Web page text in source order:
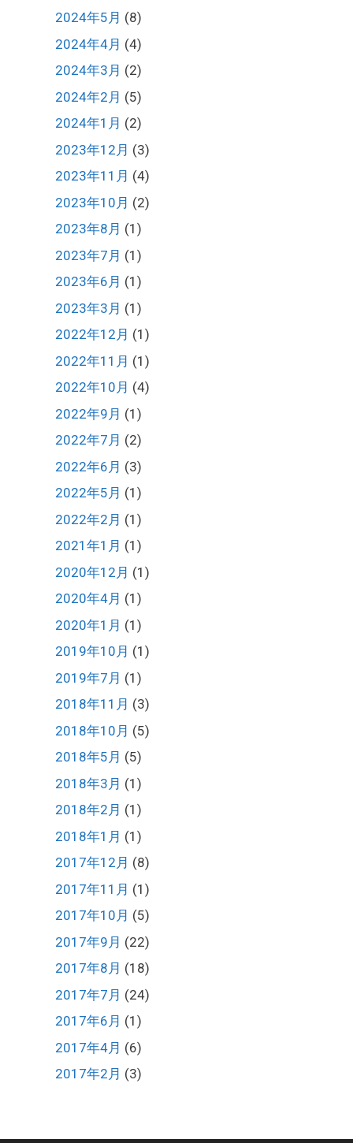
2024年5月 (8)
2024年4月 (4)
2024年3月 (2)
2024年2月 (5)
2024年1月 (2)
2023年12月 (3)
2023年11月 (4)
2023年10月 (2)
2023年8月 (1)
2023年7月 (1)
2023年6月 (1)
2023年3月 (1)
2022年12月 (1)
2022年11月 (1)
2022年10月 (4)
2022年9月 (1)
2022年7月 (2)
2022年6月 (3)
2022年5月 (1)
2022年2月 (1)
2021年1月 (1)
2020年12月 (1)
2020年4月 (1)
2020年1月 (1)
2019年10月 (1)
2019年7月 (1)
2018年11月 (3)
2018年10月 (5)
2018年5月 (5)
2018年3月 (1)
2018年2月 (1)
2018年1月 (1)
2017年12月 (8)
2017年11月 (1)
2017年10月 (5)
2017年9月 (22)
2017年8月 (18)
2017年7月 (24)
2017年6月 (1)
2017年4月 (6)
2017年2月 (3)